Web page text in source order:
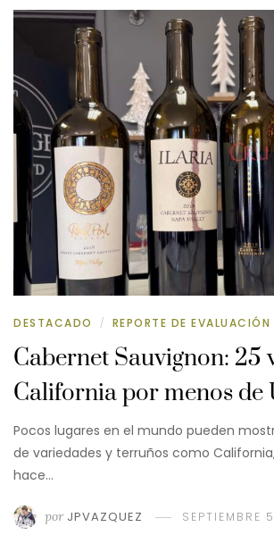
DESTACADO / REPORTE DE EVALUACIÓN
Cabernet Sauvignon: 25
California por menos de
Pocos lugares en el mundo pueden
de variedades y terruños como
hace…
por JPVAZQUEZ SEPTIEMBRE